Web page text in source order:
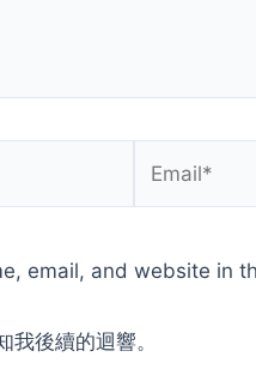
email, and website in
我後續的迴響。